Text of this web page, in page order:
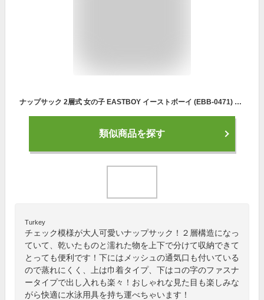
ナップサック 2層式 女の子 EASTBOY イーストボーイ (EBB-0471) プールバッグ 体操着入れ 体操着入れ 水着入れ キッズ ジュニア 小学生 中学生 高校生 女子 おしゃれ かわいい ナップザック
類似商品を探す
Turkey
チェック模様が大人可愛いナップサック！２層構造になっ
ていて、乾いたものと濡れた物を上下で分けて収納できて
とっても便利です！下にはメッシュの通気口も付いている
ので蒸れにくく、上は巾着タイプ、下はコの字のファスナ
ータイプで出し入れも楽々！おしゃれな見た目も楽しみな
がら快適に水泳用具を持ち運べちゃいます！